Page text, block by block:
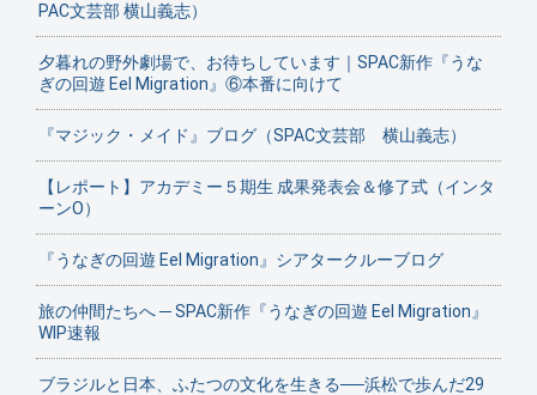
PAC文芸部 横山義志）
夕暮れの野外劇場で、お待ちしています｜SPAC新作『うな
ぎの回遊 Eel Migration』⑥本番に向けて
『マジック・メイド』ブログ（SPAC文芸部 横山義志）
【レポート】アカデミー５期生 成果発表会＆修了式（インタ
ーンO）
『うなぎの回遊 Eel Migration』シアタークルーブログ
旅の仲間たちへ ─ SPAC新作『うなぎの回遊 Eel Migration』
WIP速報
ブラジルと日本、ふたつの文化を生きる──浜松で歩んだ29